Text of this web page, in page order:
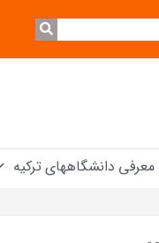
معرفی دانشگاههای ترکیه